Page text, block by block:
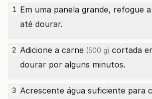
1 Em uma panela grande, refogue a
até dourar.
2 Adicione a carne (500 g) cortada
dourar por alguns minutos.
3 Acrescente água suficiente para